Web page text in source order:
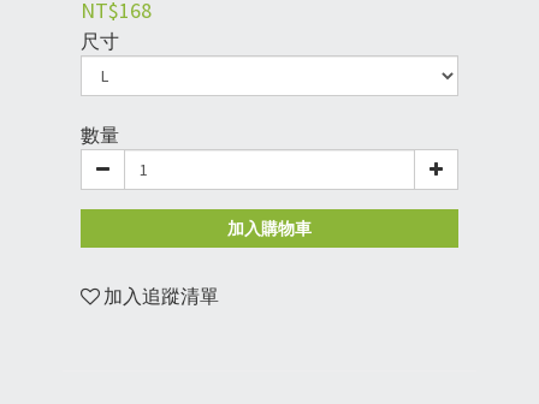
NT$168
尺寸
數量
加入購物車
加入追蹤清單